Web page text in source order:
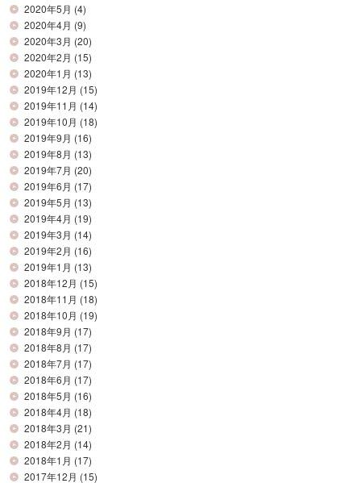
2020年5月 (4)
2020年4月 (9)
2020年3月 (20)
2020年2月 (15)
2020年1月 (13)
2019年12月 (15)
2019年11月 (14)
2019年10月 (18)
2019年9月 (16)
2019年8月 (13)
2019年7月 (20)
2019年6月 (17)
2019年5月 (13)
2019年4月 (19)
2019年3月 (14)
2019年2月 (16)
2019年1月 (13)
2018年12月 (15)
2018年11月 (18)
2018年10月 (19)
2018年9月 (17)
2018年8月 (17)
2018年7月 (17)
2018年6月 (17)
2018年5月 (16)
2018年4月 (18)
2018年3月 (21)
2018年2月 (14)
2018年1月 (17)
2017年12月 (15)